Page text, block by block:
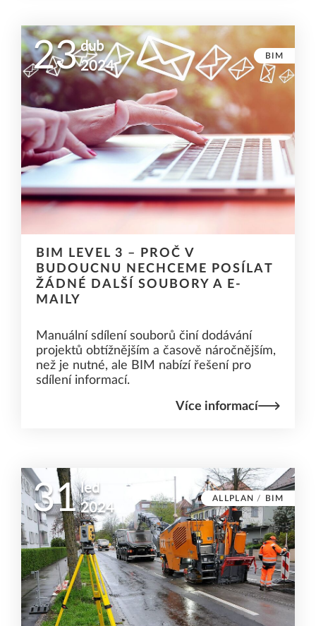
23 dub
2024
BIM
BIM LEVEL 3 – PROČ V
BUDOUCNU NECHCEME POSÍLAT
ŽÁDNÉ DALŠÍ SOUBORY A E-
MAILY
Manuální sdílení souborů činí dodávání
projektů obtížnějším a časově náročnějším,
než je nutné, ale BIM nabízí řešení pro
sdílení informací.
Více informací
31 led
2024
ALLPLAN / BIM